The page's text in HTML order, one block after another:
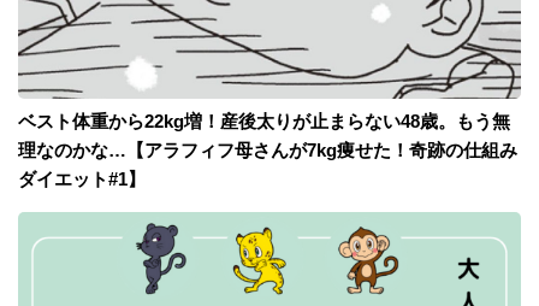
ベスト体重から22kg増！産後太りが止まらない48歳。もう無
理なのかな…【アラフィフ母さんが7kg痩せた！奇跡の仕組み
ダイエット#1】